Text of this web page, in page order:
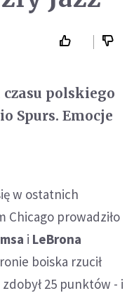
polskiego
Spurs. Emocje
w ostatnich
Chicago prowadziło
i LeBrona
boiska rzucił
25 punktów - i